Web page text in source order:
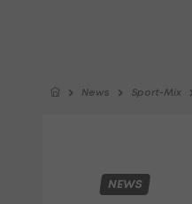
News Sport-Mix
NEWS